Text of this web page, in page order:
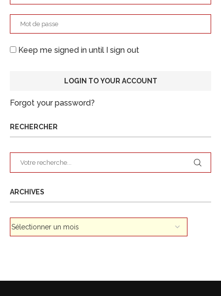
Keep me signed in until I sign out
Forgot your password?
RECHERCHER
ARCHIVES